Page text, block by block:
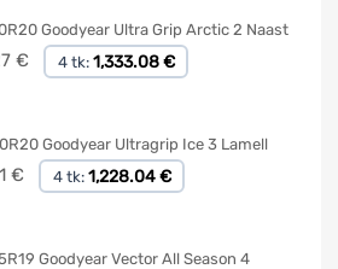
Goodyear Ultra Grip Arctic 2 Naast
€ 4 tk: 1,333.08 €
Goodyear Ultragrip Ice 3 Lamell
€ 4 tk: 1,228.04 €
Goodyear Vector All Season 4